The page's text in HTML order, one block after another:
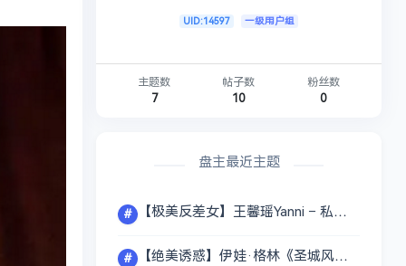
UID:14597 一级用户组
主题数
7
帖子数
10
粉丝数
0
盘主最近主题
# 【极美反差女】王馨瑶Yanni – 私拍禁内购大合集【易和谐速存】【17.4GB】
# 【绝美诱惑】伊娃·格林《圣城风云》：极致尺度震撼来袭，全程高能画面全程不打码，带你领略宫廷禁忌之恋！全剧资源10.2GB重磅分享